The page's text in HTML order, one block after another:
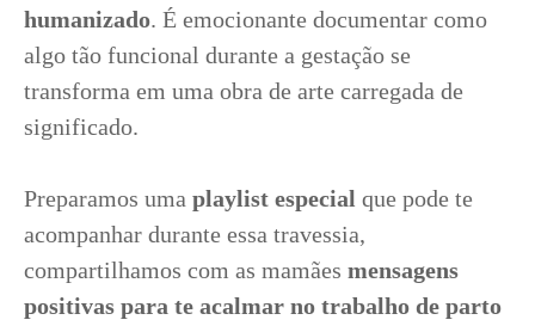
humanizado. É emocionante documentar como
algo tão funcional durante a gestação se
transforma em uma obra de arte carregada de
significado.
Preparamos uma playlist especial que pode te
acompanhar durante essa travessia,
compartilhamos com as mamães mensagens
positivas para te acalmar no trabalho de parto